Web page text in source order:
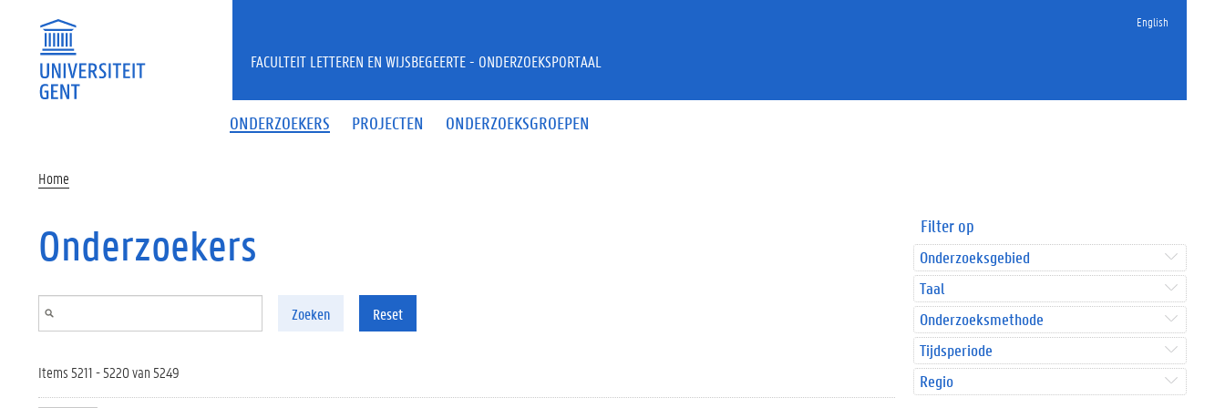
English
ONDERZOEKERS PROJECTEN ONDERZOEKSGROEPEN
FACULTEIT LETTEREN EN WIJSBEGEERTE - ONDERZOEKSPORTAAL
Home
Onderzoekers
Zoeken Reset
Items 5211 - 5220 van 5249
Filter op
Onderzoeksgebied
Taal
Onderzoeksmethode
Tijdsperiode
Regio